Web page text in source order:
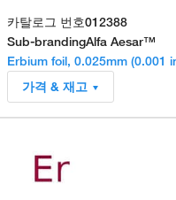
카탈로그 번호012388
Sub-brandingAlfa Aesar™
Erbium foil, 0.025mm (0.001
가격 & 재고